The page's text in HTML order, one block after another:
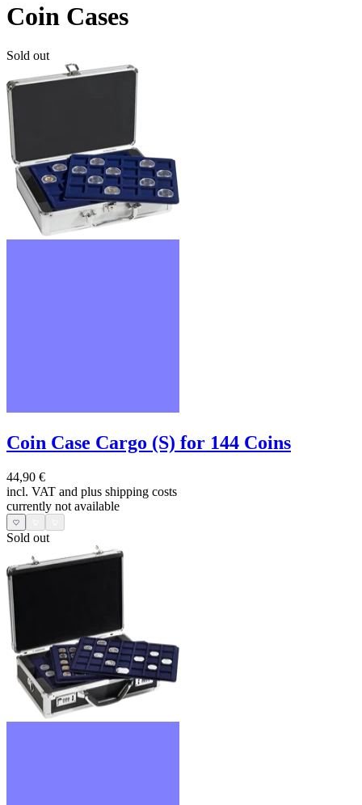
Coin Cases
Sold out
Coin Case Cargo (S) for 144 Coins
44,90 €
incl. VAT and plus shipping costs
currently not available
Sold out